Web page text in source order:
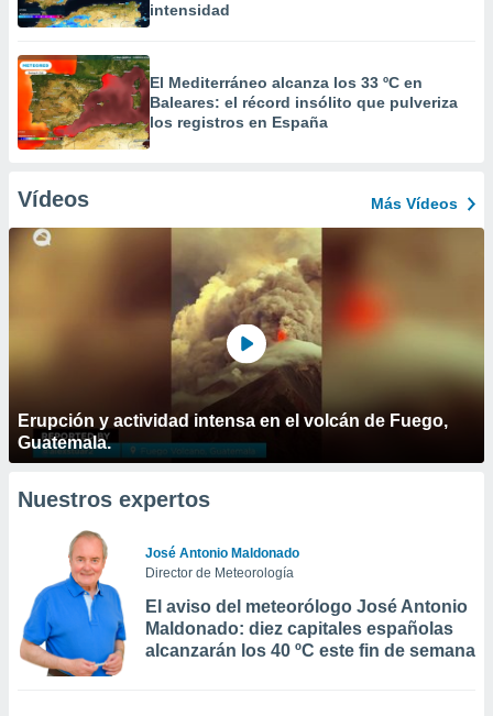
intensidad
El Mediterráneo alcanza los 33 ºC en
Baleares: el récord insólito que pulveriza
los registros en España
Vídeos Más Vídeos
Erupción y actividad intensa en el volcán de Fuego,
Guatemala.
Nuestros expertos
José Antonio Maldonado
Director de Meteorología
El aviso del meteorólogo José Antonio
Maldonado: diez capitales españolas
alcanzarán los 40 ºC este fin de semana